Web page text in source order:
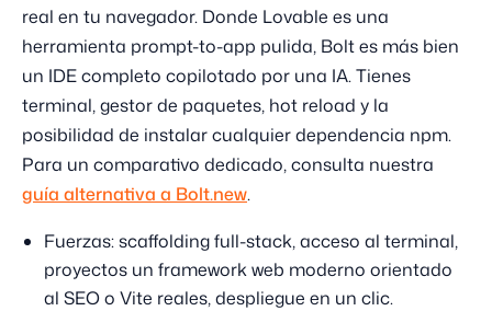
real en tu navegador. Donde Lovable es una
herramienta prompt-to-app pulida, Bolt es más bien
un IDE completo copilotado por una IA. Tienes
terminal, gestor de paquetes, hot reload y la
posibilidad de instalar cualquier dependencia npm.
Para un comparativo dedicado, consulta nuestra
guía alternativa a Bolt.new.
Fuerzas: scaffolding full-stack, acceso al terminal,
proyectos un framework web moderno orientado
al SEO o Vite reales, despliegue en un clic.